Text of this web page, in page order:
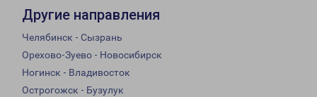
Другие направления
Челябинск - Сызрань
Орехово-Зуево - Новосибирск
Ногинск - Владивосток
Острогожск - Бузулук